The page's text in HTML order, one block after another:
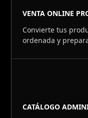
VENTA ONLINE
Convierte tus
ordenada y
CATÁLOGO